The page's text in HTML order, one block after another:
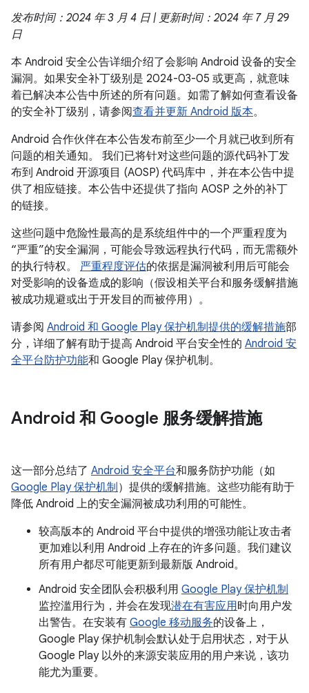
发布时间：2024 年 3 月 4 日 | 更新时间：2024 年 7 月 29
日
本 Android 安全公告详细介绍了会影响 Android 设备的安全
漏洞。如果安全补丁级别是 2024-03-05 或更高，就意味
着已解决本公告中所述的所有问题。如需了解如何查看设备
的安全补丁级别，请参阅查看并更新 Android 版本。
Android 合作伙伴在本公告发布前至少一个月就已收到所有
问题的相关通知。 我们已将针对这些问题的源代码补丁发
布到 Android 开源项目 (AOSP) 代码库中，并在本公告中提
供了相应链接。本公告中还提供了指向 AOSP 之外的补丁
的链接。
这些问题中危险性最高的是系统组件中的一个严重程度为
“严重”的安全漏洞，可能会导致远程执行代码，而无需额外
的执行特权。 严重程度评估的依据是漏洞被利用后可能会
对受影响的设备造成的影响（假设相关平台和服务缓解措施
被成功规避或出于开发目的而被停用）。
请参阅 Android 和 Google Play 保护机制提供的缓解措施部
分，详细了解有助于提高 Android 平台安全性的 Android 安
全平台防护功能和 Google Play 保护机制。
Android 和 Google 服务缓解措施
这一部分总结了 Android 安全平台和服务防护功能（如
Google Play 保护机制 ）提供的缓解措施。这些功能有助于
降低 Android 上的安全漏洞被成功利用的可能性。
较高版本的 Android 平台中提供的增强功能让攻击者
更加难以利用 Android 上存在的许多问题。我们建议
所有用户都尽可能更新到最新版 Android。
Android 安全团队会积极利用 Google Play 保护机制
监控滥用行为，并会在发现潜在有害应用时向用户发
出警告。在安装有 Google 移动服务的设备上，
Google Play 保护机制会默认处于启用状态，对于从
Google Play 以外的来源安装应用的用户来说，该功
能尤为重要。